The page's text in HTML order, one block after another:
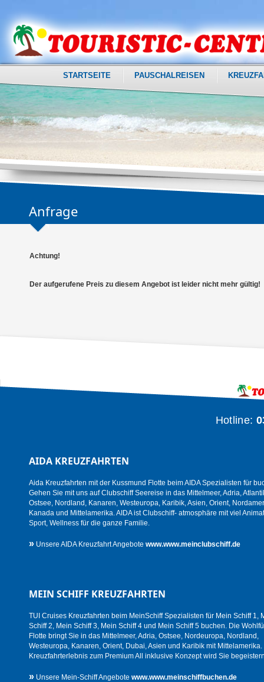
STARTSEITE PAUSCHALREISEN
Anfrage
Achtung!
Der aufgerufene Preis zu diesem Angebot ist leider nicht mehr gültig!
Hotline:
AIDA KREUZFAHRTEN
Aida Kreuzfahrten mit der Kussmund Flotte beim AIDA Spezialisten für
Gehen Sie mit uns auf Clubschiff Seereise in das Mittelmeer, Adria,
Ostsee, Nordland, Kanaren, Westeuropa, Karibik, Asien, Orient,
Kanada und Mittelamerika. AIDA ist Clubschiff- atmosphäre mit viel
Sport, Wellness für die ganze Familie.
» Unsere AIDA Kreuzfahrt Angebote www.www.meinclubschiff.de
MEIN SCHIFF KREUZFAHRTEN
TUI Cruises Kreuzfahrten beim MeinSchiff Spezialisten für Mein Schiff 1,
Schiff 2, Mein Schiff 3, Mein Schiff 4 und Mein Schiff 5 buchen. Die
Flotte bringt Sie in das Mittelmeer, Adria, Ostsee, Nordeuropa, Nordland,
Westeuropa, Kanaren, Orient, Dubai, Asien und Karibik mit Mittelamerika.
Kreuzfahrterlebnis zum Premium All inklusive Konzept wird Sie
» Unsere Mein-Schiff Angebote www.www.meinschiffbuchen.de